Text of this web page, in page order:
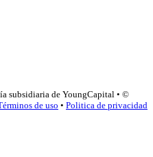
subsidiaria de YoungCapital • ©
de uso • Politica de privacidad